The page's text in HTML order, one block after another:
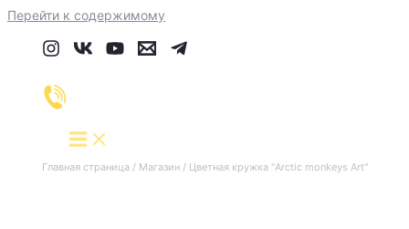
Перейти к содержимому
Главная страница/ Магазин/ Цветная кружка "Arctic monkeys Art"